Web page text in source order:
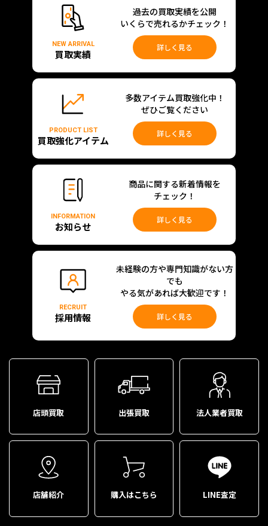
NEW ARRIVAL
買取実績
過去の買取実績を公開
いくらで売れるかチェック！
詳しく見る
PRODUCT LIST
買取強化アイテム
多数アイテム買取強化中！
ぜひご覧ください
詳しく見る
INFORMATION
お知らせ
商品に関する新着情報を
チェック！
詳しく見る
RECRUIT
採用情報
未経験の方や専門知識がない方
でも
やる気があれば大歓迎です！
詳しく見る
店頭買取 出張買取 法人業者買取
店舗紹介 購入はこちら LINE査定